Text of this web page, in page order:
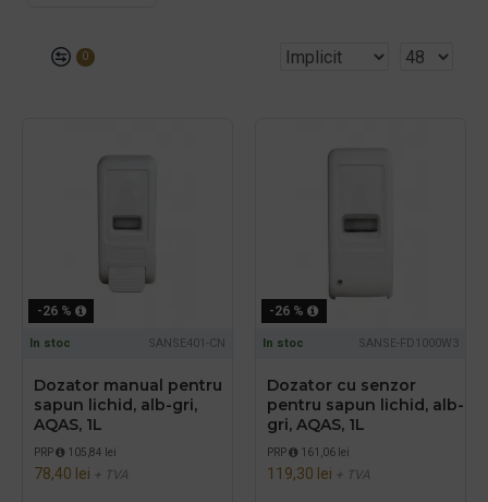
0
-26 %
In stoc SANSE401-CN
Dozator manual pentru
sapun lichid, alb-gri,
AQAS, 1L
PRP 105,84 lei
78,40 lei + TVA
-26 %
In stoc SANSE-FD1000W3
Dozator cu senzor
pentru sapun lichid, alb-
gri, AQAS, 1L
PRP 161,06 lei
119,30 lei + TVA